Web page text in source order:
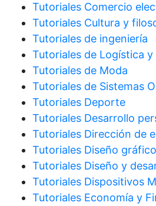
Tutoriales Comercio
Tutoriales Cultura y
Tutoriales de ingeniería
Tutoriales de Logística
Tutoriales de Moda
Tutoriales de Sistemas
Tutoriales Deporte
Tutoriales Desarrollo
Tutoriales Dirección de
Tutoriales Diseño gráfico
Tutoriales Diseño y
Tutoriales Dispositivos
Tutoriales Economía y